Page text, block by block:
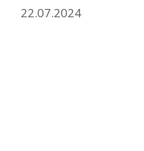
22.07.2024